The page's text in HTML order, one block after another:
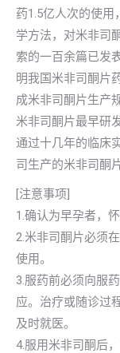
药1.5亿人次的使
学方法，对米非司
索的一百余篇已发
明我国米非司酮片
成米非司酮片生产
米非司酮片最早研
通过十几年的临床
司生产的米非司酮
[注意事项]
1.确认为早孕者，
2.米非司酮片必须
使用。
3.服药前必须向服
应。治疗或随诊过
及时就医。
4.服用米非司酮后